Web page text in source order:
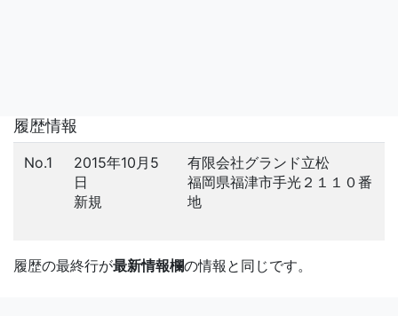
履歴情報
No.1
2015年10月5
日
新規
有限会社グランド立松
福岡県福津市手光２１１０番
地
履歴の最終行が最新情報欄の情報と同じです。